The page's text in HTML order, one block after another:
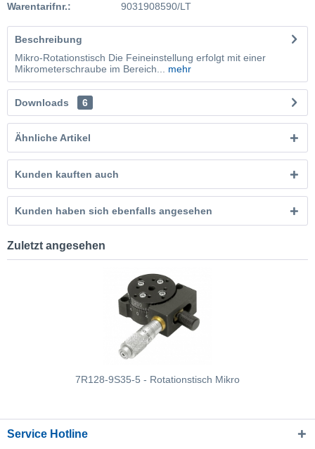
Warentarifnr.:
9031908590/LT
Beschreibung
Mikro-Rotationstisch Die Feineinstellung erfolgt mit einer
Mikrometerschraube im Bereich...
mehr
Downloads 6
Ähnliche Artikel
Kunden kauften auch
Kunden haben sich ebenfalls angesehen
Zuletzt angesehen
7R128-9S35-5 - Rotationstisch Mikro
Service Hotline